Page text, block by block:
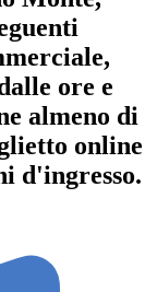
,
ore e
almeno di
online
d'ingresso.